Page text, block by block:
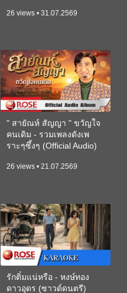
26 views • 31.07.2569
" สายัณห์ สัญญา " ขวัญใจ
คนเดิม - รวมเพลงดังเพ
ราะๆซึ้งๆ (Official Audio)
26 views • 21.07.2569
รักติ๋มแน่หรือ - หงษ์ทอง
ดาวอุดร (ซาวด์ดนตรี)